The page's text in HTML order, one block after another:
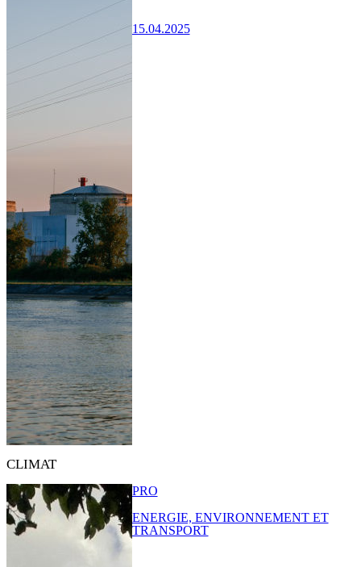
15.04.2025
CLIMAT
PRO
ENERGIE, ENVIRONNEMENT ET
TRANSPORT